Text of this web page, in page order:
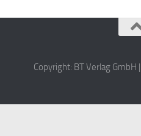
Copyright: BT Verlag GmbH |